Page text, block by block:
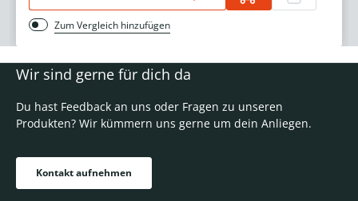
Zum Vergleich hinzufügen
Wir sind gerne für dich da
Du hast Feedback an uns oder Fragen zu unseren
Produkten? Wir kümmern uns gerne um dein Anliegen.
Kontakt aufnehmen